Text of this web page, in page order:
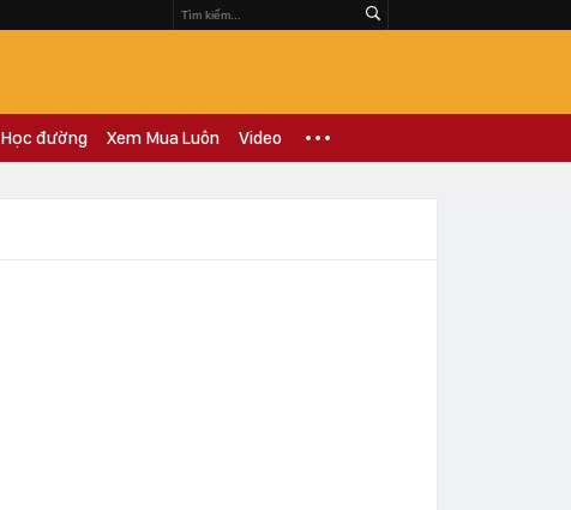
Học đường Xem Mua Luôn Video